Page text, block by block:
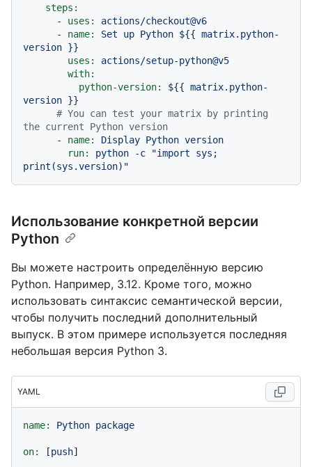
steps:
-
uses:
actions/checkout@v6
-
name: Set up Python ${{ matrix.python-
version }}
uses:
actions/setup-python@v5
with:
python-version:
${{ matrix.python-
version }}
# You can test your matrix by printing
the current Python version
-
name: Display Python version
run:
python -c
"import sys;
print(sys.version)"
Использование конкретной версии
Python
Вы можете настроить определённую версию
Python. Например, 3.12. Кроме того, можно
использовать синтаксис семантической версии,
чтобы получить последний дополнительный
выпуск. В этом примере используется последняя
небольшая версия Python 3.
YAML
name: Python package
on: [push]